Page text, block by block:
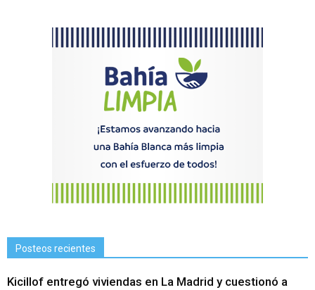
Posteos recientes
Kicillof entregó viviendas en La Madrid y cuestionó a